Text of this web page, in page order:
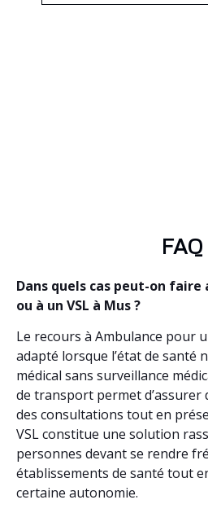
FAQ
Dans quels cas peut-on faire
ou à un VSL à Mus ?
Le recours à Ambulance pour
adapté lorsque l’état de santé
médical sans surveillance
de transport permet d’assurer
des consultations tout en
VSL constitue une solution
personnes devant se rendre
établissements de santé tout
certaine autonomie.